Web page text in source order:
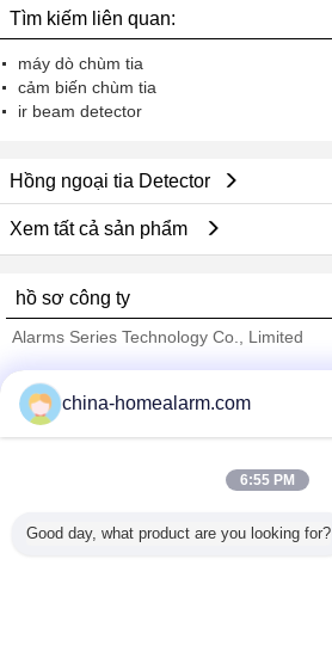
Tìm kiếm liên quan:
máy dò chùm tia
cảm biến chùm tia
ir beam detector
Hồng ngoại tia Detector
Xem tất cả sản phẩm
hồ sơ công ty
Alarms Series Technology Co., Limited
Trust Seal
Verified Suplier
Tất cả sản phẩm
china-homealarm.com
6:55 PM
Good day, what product are you looking for?